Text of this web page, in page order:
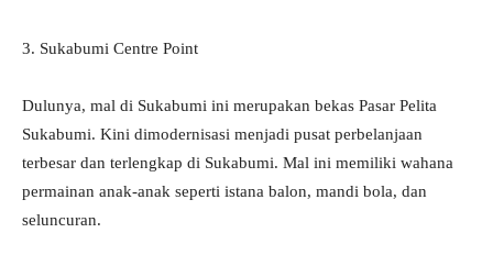
3. Sukabumi Centre Point
Dulunya, mal di Sukabumi ini merupakan bekas Pasar Pelita
Sukabumi. Kini dimodernisasi menjadi pusat perbelanjaan
terbesar dan terlengkap di Sukabumi. Mal ini memiliki wahana
permainan anak-anak seperti istana balon, mandi bola, dan
seluncuran.